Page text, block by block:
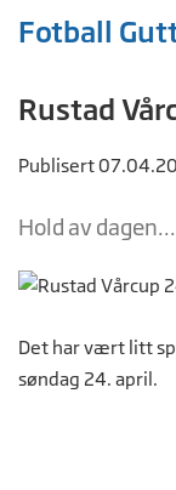
Fotball
Rustad
Publisert
Hold av dagen...
Det har vært litt
søndag 24. april.